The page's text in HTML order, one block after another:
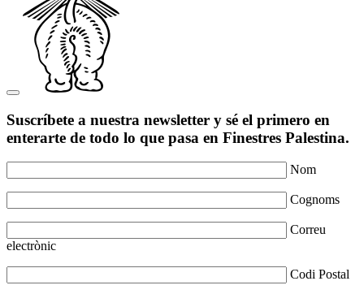
Suscríbete a nuestra newsletter y sé el primero en
enterarte de todo lo que pasa en Finestres Palestina.
Nom
Cognoms
Correu
electrònic
Codi Postal